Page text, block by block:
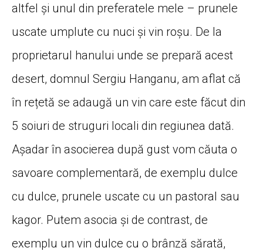
altfel și unul din preferatele mele – prunele
uscate umplute cu nuci și vin roșu. De la
proprietarul hanului unde se prepară acest
desert, domnul Sergiu Hanganu, am aflat că
în rețetă se adaugă un vin care este făcut din
5 soiuri de struguri locali din regiunea dată.
Așadar în asocierea după gust vom căuta o
savoare complementară, de exemplu dulce
cu dulce, prunele uscate cu un pastoral sau
kagor. Putem asocia și de contrast, de
exemplu un vin dulce cu o brânză sărată,